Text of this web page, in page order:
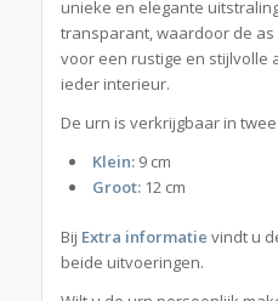
unieke en elegante
transparant, waardoor de as
voor een rustige en stijlvolle
ieder interieur.
De urn is verkrijgbaar in
Klein:9 cm
Groot:12 cm
Bij Extra informatie vindt u
beide uitvoeringen.